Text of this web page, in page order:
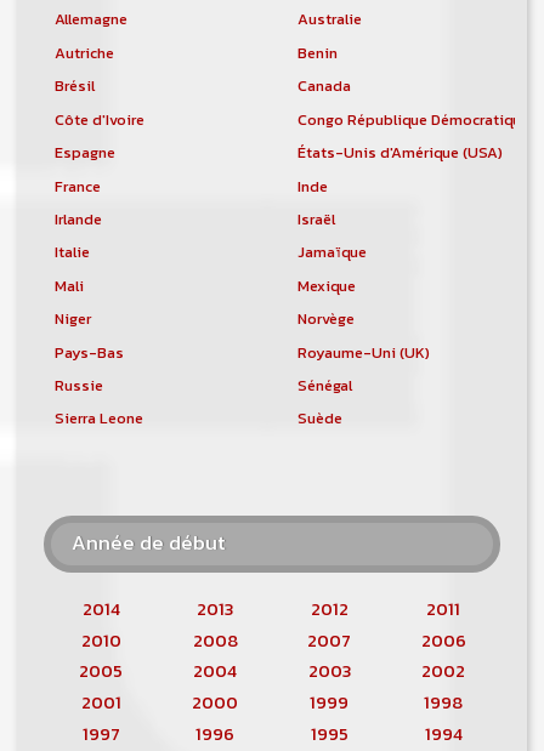
Allemagne
Australie
Autriche
Benin
Brésil
Canada
Côte d'Ivoire
Congo République Démocratique
Espagne
États-Unis d'Amérique (USA)
France
Inde
Irlande
Israël
Italie
Jamaïque
Mali
Mexique
Niger
Norvège
Pays-Bas
Royaume-Uni (UK)
Russie
Sénégal
Sierra Leone
Suède
Année de début
2014 2013 2012
2011
2010
2008 2007
2006
2005
2004 2003
2002
2001
2000 1999
1998
1997
1996 1995
1994